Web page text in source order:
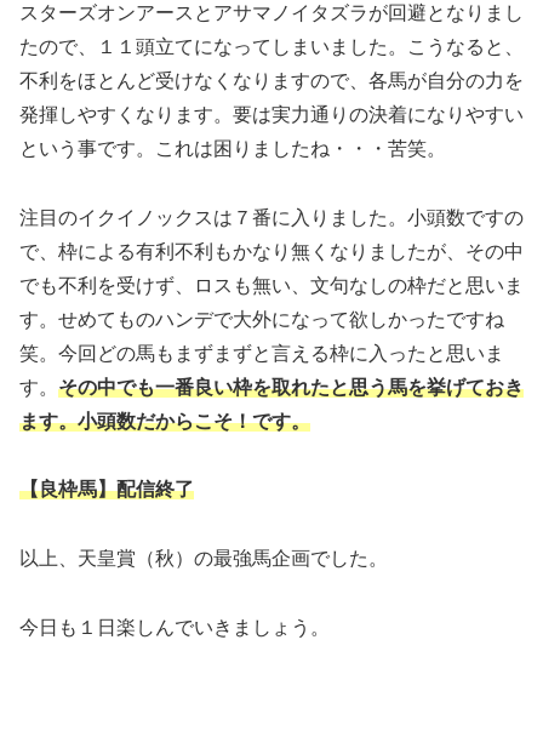
スターズオンアースとアサマノイタズラが回避となりまし
たので、１１頭立てになってしまいました。こうなると、
不利をほとんど受けなくなりますので、各馬が自分の力を
発揮しやすくなります。要は実力通りの決着になりやすい
という事です。これは困りましたね・・・苦笑。
注目のイクイノックスは７番に入りました。小頭数ですの
で、枠による有利不利もかなり無くなりましたが、その中
でも不利を受けず、ロスも無い、文句なしの枠だと思いま
す。せめてものハンデで大外になって欲しかったですね
笑。今回どの馬もまずまずと言える枠に入ったと思いま
す。 その中でも一番良い枠を取れたと思う馬を挙げておき
ます。小頭数だからこそ！です。
【良枠馬】配信終了
以上、天皇賞（秋）の最強馬企画でした。
今日も１日楽しんでいきましょう。